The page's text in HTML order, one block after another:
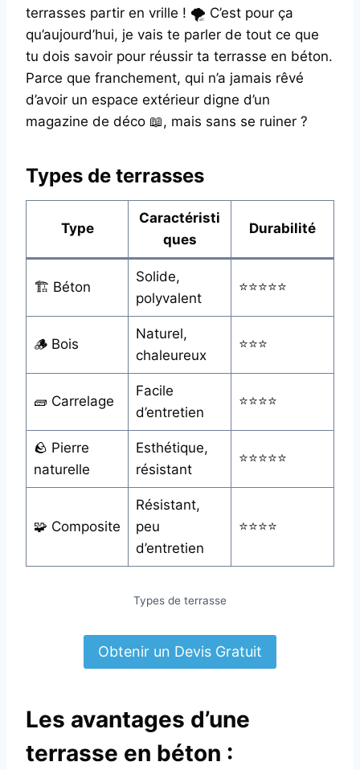
terrasses partir en vrille ! 🌪️ C’est pour ça
qu’aujourd’hui, je vais te parler de tout ce que
tu dois savoir pour réussir ta terrasse en béton.
Parce que franchement, qui n’a jamais rêvé
d’avoir un espace extérieur digne d’un
magazine de déco 📖, mais sans se ruiner ?
Types de terrasses
Type
Caractéristi
ques
Durabilité
🏗️ Béton
Solide,
polyvalent
⭐⭐⭐⭐⭐
🪵 Bois
Naturel,
chaleureux
⭐⭐⭐
🧱 Carrelage
Facile
d’entretien
⭐⭐⭐⭐
🪨 Pierre
naturelle
Esthétique,
résistant
⭐⭐⭐⭐⭐
🧩 Composite
Résistant,
peu
d’entretien
⭐⭐⭐⭐
Types de terrasse
Obtenir un Devis Gratuit
Les avantages d’une
terrasse en béton :